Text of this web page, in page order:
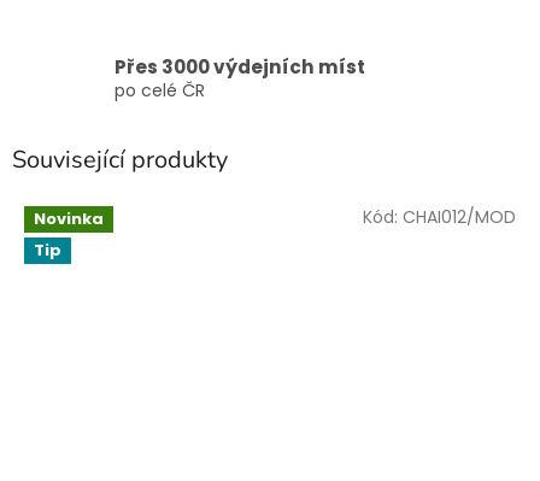
Přes 3000 výdejních míst
po celé ČR
Související produkty
Novinka
Tip
Kód: CHAI012/MOD